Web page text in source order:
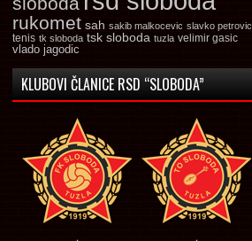
rukomet sah sakib malkocevic slavko petrovic
tenis tk sloboda tsk sloboda tuzla velimir gasic
vlado jagodic
KLUBOVI ČLANICE RSD “SLOBODA”